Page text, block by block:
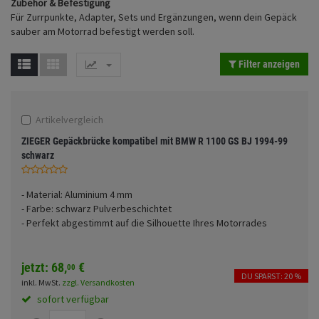
Rucksäcke
Fahrwerk
Merchandise
Motive
Zubehör & Befestigung
Für Zurrpunkte, Adapter, Sets und Ergänzungen, wenn dein Gepäck
sauber am Motorrad befestigt werden soll.
Filter anzeigen
Artikelvergleich
ZIEGER Gepäckbrücke kompatibel mit BMW R 1100 GS BJ 1994-99
schwarz
- Material: Aluminium 4 mm
- Farbe: schwarz Pulverbeschichtet
- Perfekt abgestimmt auf die Silhouette Ihres Motorrades
jetzt: 68,00 €
DU SPARST: 20 %
inkl. MwSt. zzgl. Versandkosten
sofort verfügbar